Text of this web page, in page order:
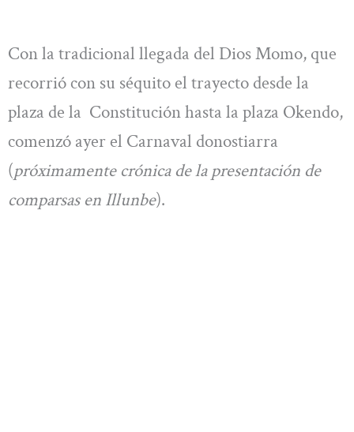
Con la tradicional llegada del Dios Momo, que
recorrió con su séquito el trayecto desde la
plaza de la Constitución hasta la plaza Okendo,
comenzó ayer el Carnaval donostiarra
(próximamente crónica de la presentación de
comparsas en Illunbe).